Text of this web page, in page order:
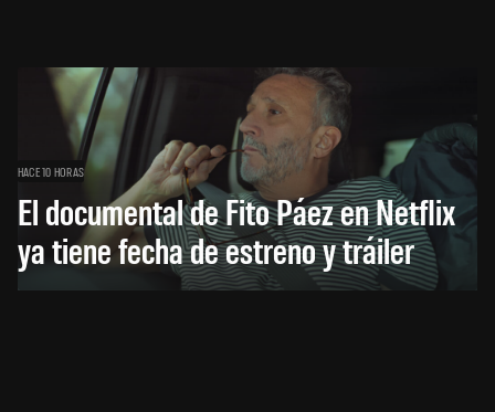
HACE 10 HORAS
El documental de Fito Páez en Netflix
ya tiene fecha de estreno y tráiler